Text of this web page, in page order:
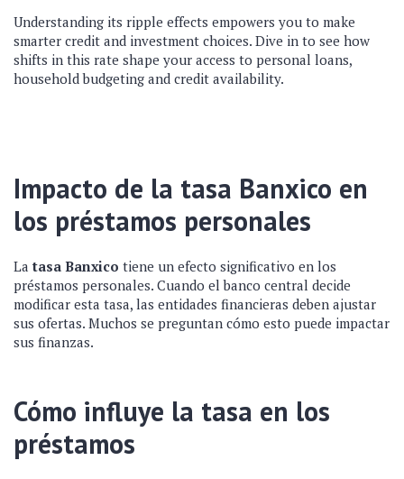
Understanding its ripple effects empowers you to make
smarter credit and investment choices. Dive in to see how
shifts in this rate shape your access to personal loans,
household budgeting and credit availability.
Impacto de la tasa Banxico en
los préstamos personales
Latasa Banxico tiene un efecto significativo en los
préstamos personales. Cuando el banco central decide
modificar esta tasa, las entidades financieras deben ajustar
sus ofertas. Muchos se preguntan cómo esto puede impactar
sus finanzas.
Cómo influye la tasa en los
préstamos